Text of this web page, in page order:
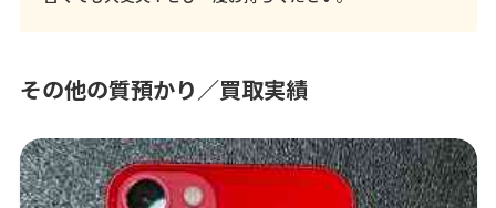
その他の質預かり／買取実績